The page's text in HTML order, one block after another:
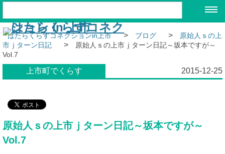
はたらくらすコネクションin上市 > ブログ >
原始人ｓの上
市ｊターン日記
>
原始人ｓの上市ｊターン日記～坂本ですが～
Vol.7
上市町でくらす 2015-12-25
原始人ｓの上市ｊターン日記～坂本ですが～
Vol.7